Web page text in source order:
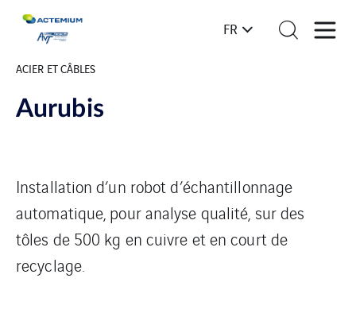
FR
ACIER ET CÂBLES
Aurubis
Installation d’un robot d’échantillonnage
automatique, pour analyse qualité, sur des
tôles de 500 kg en cuivre et en court de
recyclage.